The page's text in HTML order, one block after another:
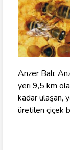
Anzer Balı;
yeri 9,5 km
kadar ulaşan,
üretilen çiçek